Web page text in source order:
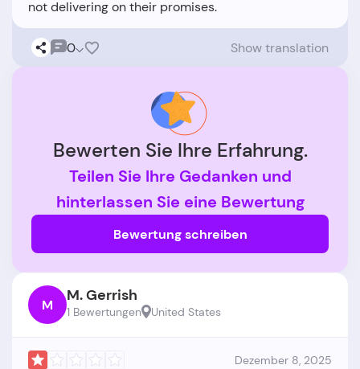
0 Show translation
Bewerten Sie Ihre Erfahrung.
Teilen Sie Ihre Gedanken und
hinterlassen Sie eine Bewertung
Bewertung schreiben
M M. Gerrish
1 Bewertungen United States
Dezember 8, 2025